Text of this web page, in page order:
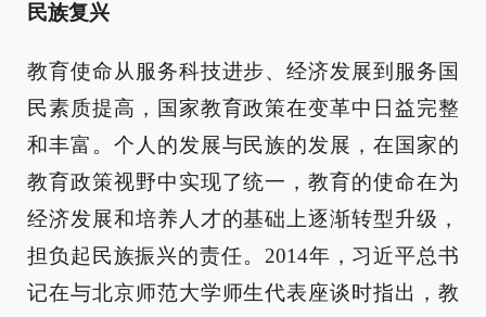
民族复兴
教育使命从服务科技进步、经济发展到服务国
民素质提高，国家教育政策在变革中日益完整
和丰富。个人的发展与民族的发展，在国家的
教育政策视野中实现了统一，教育的使命在为
经济发展和培养人才的基础上逐渐转型升级，
担负起民族振兴的责任。2014年，习近平总书
记在与北京师范大学师生代表座谈时指出，教